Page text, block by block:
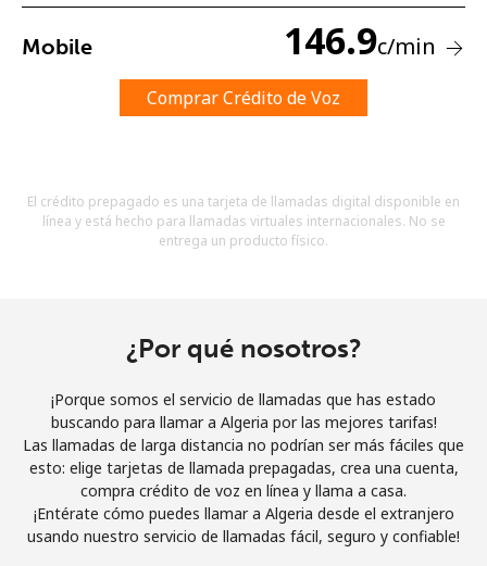
No se ha creado una contraseña
Mínimo 8 caracteres
Un caracter especial
Al abrir una cuenta en este sitio web, estoy de acuerdo con
Términos y condiciones.
Únete
¡Hola!
Mobile 146.9c/min
Comprar Crédito de Voz
El crédito prepagado es una tarjeta de llamadas digital disponible en
línea y está hecho para llamadas virtuales internacionales. No se
entrega un producto físico.
¿Por qué nosotros?
¡Porque somos el servicio de llamadas que has estado
buscando para llamar a Algeria por las mejores tarifas!
Las llamadas de larga distancia no podrían ser más fáciles que
esto: elige tarjetas de llamada prepagadas, crea una cuenta,
compra crédito de voz en línea y llama a casa.
¡Entérate cómo puedes llamar a Algeria desde el extranjero
usando nuestro servicio de llamadas fácil, seguro y confiable!